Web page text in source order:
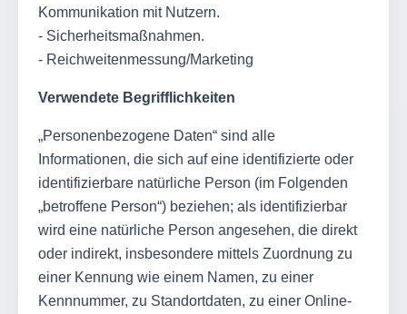
Kommunikation mit Nutzern.
- Sicherheitsmaßnahmen.
- Reichweitenmessung/Marketing
Verwendete Begrifflichkeiten
„Personenbezogene Daten“ sind alle
Informationen, die sich auf eine identifizierte oder
identifizierbare natürliche Person (im Folgenden
„betroffene Person“) beziehen; als identifizierbar
wird eine natürliche Person angesehen, die direkt
oder indirekt, insbesondere mittels Zuordnung zu
einer Kennung wie einem Namen, zu einer
Kennnummer, zu Standortdaten, zu einer Online-